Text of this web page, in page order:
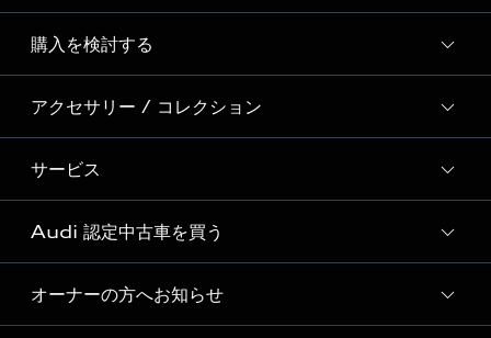
Story of Progress
Audi Sport
Formula 1®
デジタルサービス
ディーラー検索
新車在庫検索
試乗車・展示車検索
見積り依頼
試乗予約
購入を検討する
モデル一覧
特別仕様モデル / 限定モデル
e-tronラインアップ
価格シミュレーション
車両比較
アクセサリー / コレクション
純正アクセサリー
オンラインショップ
Audi collection
アウディナビアプリ
サービス
サービス入庫予約
サービスプログラム
メンテナンス
Audi 認定中古車を買う
Audi認定中古車
オーナーの方へお知らせ